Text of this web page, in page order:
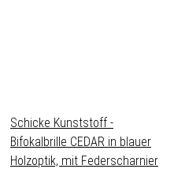
Schicke Kunststoff -
Bifokalbrille CEDAR in blauer
Holzoptik, mit Federscharnier